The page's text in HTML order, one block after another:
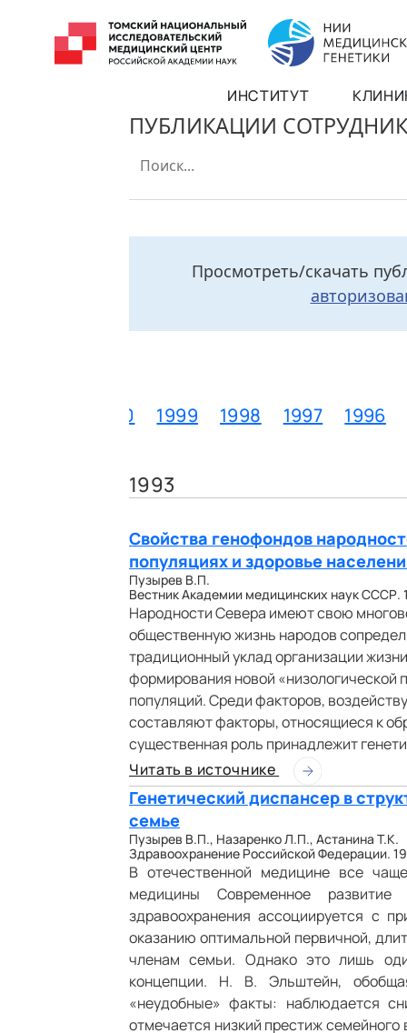
ИНСТИТУТ
ПУБЛИКАЦИИ
Просмотреть/скачать
2000 1999 1998 1997 1996
1993
Свойства генофондов
популяциях и здоровье
Пузырев В.П.
Вестник Академии медицинских наук
Народности Севера имеют свою
общественную жизнь народов
традиционный уклад организации
формирования новой «низологической
популяций. Среди факторов,
составляют факторы, относящиеся к
существенная роль принадлежит
Читать в источнике
Генетический диспансер в
семье
Пузырев В.П., Назаренко Л.П., Астанина Т.К.
Здравоохранение Российской Федерации.
В отечественной медицине все
медицины Современное
здравоохранения ассоциируется с
оказанию оптимальной первичной,
членам семьи. Однако это лишь
концепции. Н. В. Эльштейн,
«неудобные» факты: наблюдается
отмечается низкий престиж